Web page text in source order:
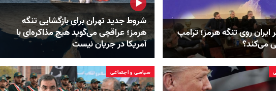
ایران روی تنگه هرمز؛ ترامپ
می‌کند؟
شروط جدید تهران برای بازگشایی تنگه
هرمز؛ عراقچی می‌گوید هیچ مذاکره‌ای با
آمریکا در جریان نیست
سیاسی و اجتماعی